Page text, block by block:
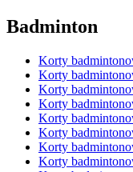
Badminton
Korty
Korty
Korty
Korty
Korty
Korty
Korty
Korty